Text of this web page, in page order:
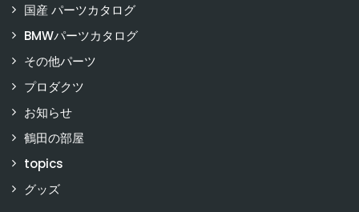
国産 パーツカタログ
BMWパーツカタログ
その他パーツ
プロダクツ
お知らせ
鶴田の部屋
topics
グッズ